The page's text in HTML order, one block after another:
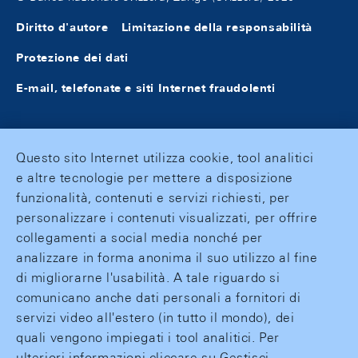
Diritto d'autore Limitazione della responsabilità
Protezione dei dati
E-mail, telefonate e siti Internet fraudolenti
Questo sito Internet utilizza cookie, tool analitici
e altre tecnologie per mettere a disposizione
funzionalità, contenuti e servizi richiesti, per
personalizzare i contenuti visualizzati, per offrire
collegamenti a social media nonché per
analizzare in forma anonima il suo utilizzo al fine
di migliorarne l'usabilità. A tale riguardo si
comunicano anche dati personali a fornitori di
servizi video all'estero (in tutto il mondo), dei
quali vengono impiegati i tool analitici. Per